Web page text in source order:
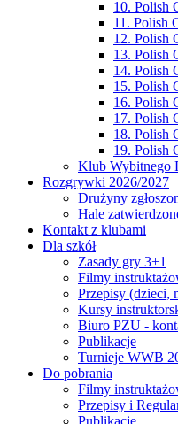
10. Polish
11. Polish
12. Polish
13. Polish
14. Polish
15. Polish
16. Polish
17. Polish
18. Polish
19. Polish
Klub Wybitnego
Rozgrywki 2026/2027
Drużyny
Hale
Kontakt z klubami
Dla szkół
Zasady gry 3+1
Filmy
Przepisy (dzieci,
Kursy
Biuro PZU -
Publikacje
Turnieje WWB
Do pobrania
Filmy
Przepisy i
Publikacje